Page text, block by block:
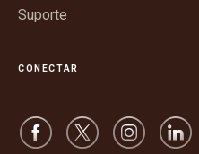
Suporte
CONECTAR